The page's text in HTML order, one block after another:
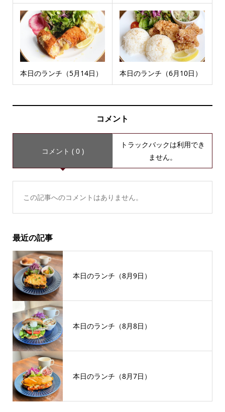
本日のランチ（5月14日） 本日のランチ（6月10日）
コメント
コメント ( 0 )
トラックバックは利用でき
ません。
この記事へのコメントはありません。
最近の記事
本日のランチ（8月9日）
本日のランチ（8月8日）
本日のランチ（8月7日）